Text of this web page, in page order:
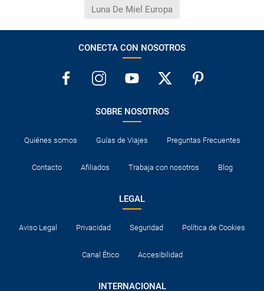
Luna De Miel Europa
CONECTA CON NOSOTROS
SOBRE NOSOTROS
Quiénes somos Guías de Viajes Preguntas Frecuentes
Contacto Afiliados Trabaja con nosotros Blog
LEGAL
Aviso Legal Privacidad Seguridad Política de Cookies
Canal Ético Accesibilidad
INTERNACIONAL